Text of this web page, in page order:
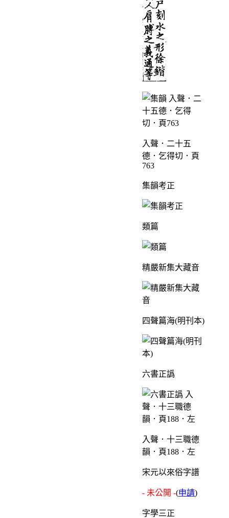
入聲．二十五
德．乞得切．頁
763
集韻考正
類篇
精嚴新集大藏音
四聲篇海(明刊本)
六書正譌
入聲．十三職德
韻．頁188．左
宋元以來俗字譜
- 未公開 -(申請)
字學三正